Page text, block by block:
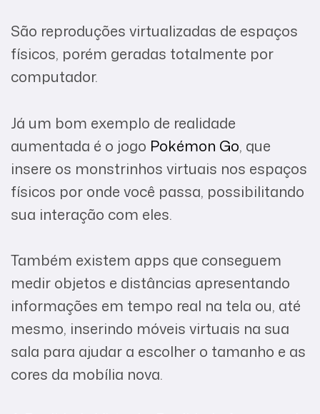
São reproduções virtualizadas de espaços
físicos, porém geradas totalmente por
computador.
Já um bom exemplo de realidade
aumentada é o jogo Pokémon Go, que
insere os monstrinhos virtuais nos espaços
físicos por onde você passa, possibilitando
sua interação com eles.
Também existem apps que conseguem
medir objetos e distâncias apresentando
informações em tempo real na tela ou, até
mesmo, inserindo móveis virtuais na sua
sala para ajudar a escolher o tamanho e as
cores da mobília nova.